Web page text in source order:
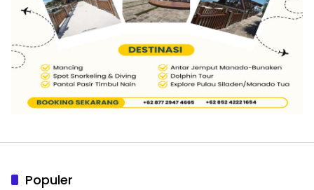
Populer